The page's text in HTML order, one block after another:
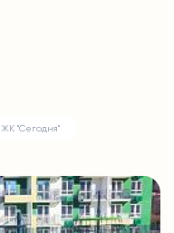
ЖК "Сегодня"